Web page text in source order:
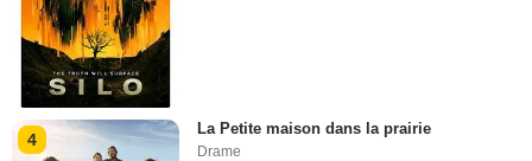
4
La Petite maison dans la prairie
Drame